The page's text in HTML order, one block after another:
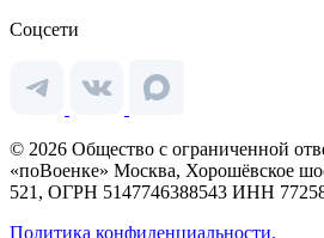
Соцсети
© 2026 Общество с ограниченной
«поВоенке» Москва, Хорошёвское
521, ОГРН 5147746388543 ИНН
Политика конфиденциальности.